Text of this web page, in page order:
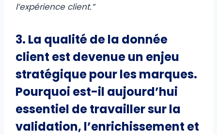
l’expérience client.”
3. La qualité de la donnée
client est devenue un enjeu
stratégique pour les marques.
Pourquoi est-il aujourd’hui
essentiel de travailler sur la
validation, l’enrichissement et